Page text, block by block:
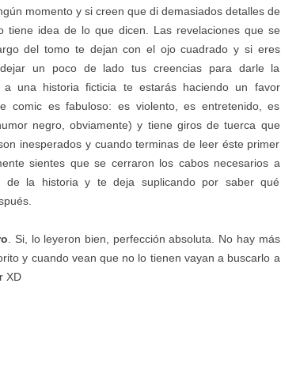
momento y si creen que di demasiados detalles de
tiene idea de lo que dicen. Las revelaciones que se
del tomo te dejan con el ojo cuadrado y si eres
un poco de lado tus creencias para darle la
a una historia ficticia te estarás haciendo un favor
comic es fabuloso: es violento, es entretenido, es
negro, obviamente) y tiene giros de tuerca que
inesperados y cuando terminas de leer éste primer
sientes que se cerraron los cabos necesarios a
de la historia y te deja suplicando por saber qué
. Si, lo leyeron bien, perfección absoluta. No hay más
y cuando vean que no lo tienen vayan a buscarlo a
XD